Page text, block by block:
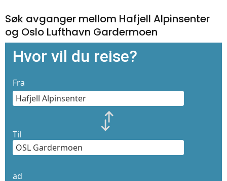
Søk avganger mellom Hafjell Alpinsenter
og Oslo Lufthavn Gardermoen
Hvor vil du reise?
Fra
Til
ad